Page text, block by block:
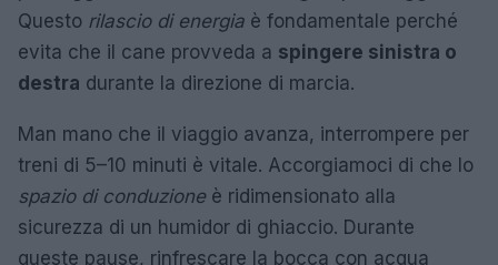
Questo rilascio di energia è fondamentale perché
evita che il cane provveda a spingere sinistra o
destra durante la direzione di marcia.
Man mano che il viaggio avanza, interrompere per
treni di 5–10 minuti è vitale. Accorgiamoci di che lo
spazio di conduzioneè ridimensionato alla
sicurezza di un humidor di ghiaccio. Durante
queste pause, rinfrescare la bocca con acqua